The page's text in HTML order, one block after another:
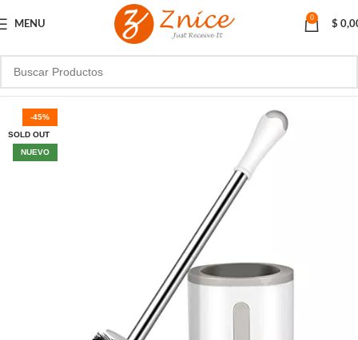
MENU
0
$
-45%
SOLD OUT
NUEVO